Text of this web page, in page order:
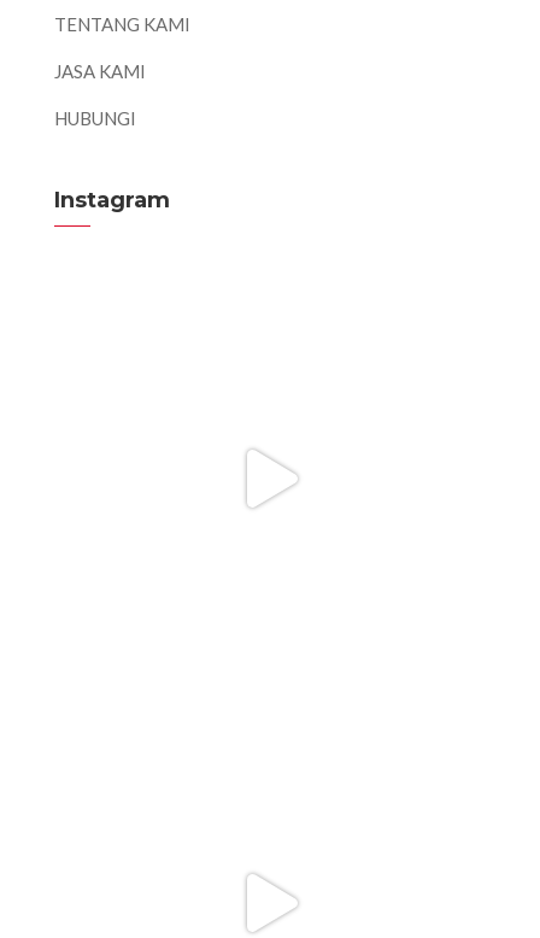
TENTANG KAMI
JASA KAMI
HUBUNGI
Instagram